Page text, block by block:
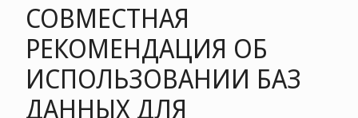
СОВМЕСТНАЯ
РЕКОМЕНДАЦИЯ ОБ
ИСПОЛЬЗОВАНИИ БАЗ
ДАННЫХ ДЛЯ